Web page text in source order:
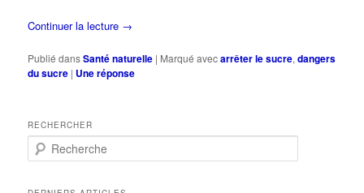
Continuer la lecture →
Publié dansSanté naturelle | Marqué avecarrêter le sucre,dangers
du sucre | Uneréponse
RECHERCHER
e
h